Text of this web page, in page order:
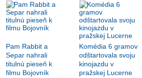
Pam Rabbit a
Separ nahrali
titulnú pieseň k
filmu Bojovník
Komédia 6 gramov
odštartovala svoju
kinojazdu v
pražskej Lucerne